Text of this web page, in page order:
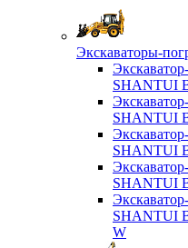
Экскаваторы-
SHANTUI
SHANTUI
SHANTUI
SHANTUI
SHANTUI
W